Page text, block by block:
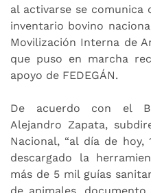
al activarse se
inventario bovino
Movilización Interna de
que puso en marcha
apoyo de FEDEGÁN.
De acuerdo con el
Alejandro Zapata,
Nacional, “al día de hoy,
descargado la
más de 5 mil guías